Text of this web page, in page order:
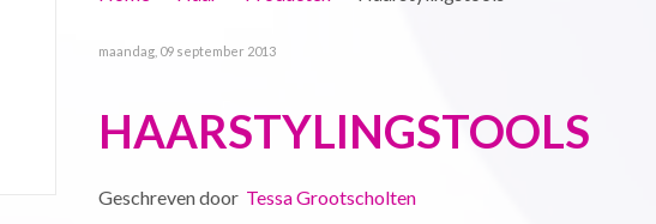
maandag, 09 september 2013
HAARSTYLINGSTOOLS
Geschreven door Tessa Grootscholten